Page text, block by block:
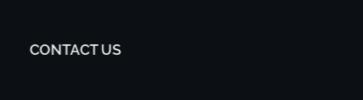
CONTACT US